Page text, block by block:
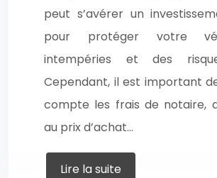
peut s’avérer un
pour protéger votre
intempéries et des
Cependant, il est important
compte les frais de notaire,
au prix d’achat…
Lire la suite